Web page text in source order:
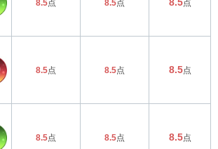
8.5点 8.5点 点
8.5点 8.5点 8.5点
8.5点 8.5点 8.5点